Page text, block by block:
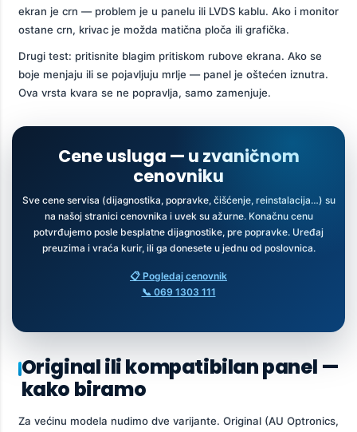
ekran je crn — problem je u panelu ili LVDS kablu. Ako i monitor
ostane crn, krivac je možda matična ploča ili grafička.
Drugi test: pritisnite blagim pritiskom rubove ekrana. Ako se
boje menjaju ili se pojavljuju mrlje — panel je oštećen iznutra.
Ova vrsta kvara se ne popravlja, samo zamenjuje.
Cene usluga — u zvaničnom
cenovniku
Sve cene servisa (dijagnostika, popravke, čišćenje, reinstalacija…) su
na našoj stranici cenovnika i uvek su ažurne. Konačnu cenu
potvrđujemo posle besplatne dijagnostike, pre popravke. Uređaj
preuzima i vraća kurir, ili ga donesete u jednu od poslovnica.
📋 Pogledaj cenovnik
📞 069 1303 111
Original ili kompatibilan panel —
kako biramo
Za većinu modela nudimo dve varijante. Original (AU Optronics,